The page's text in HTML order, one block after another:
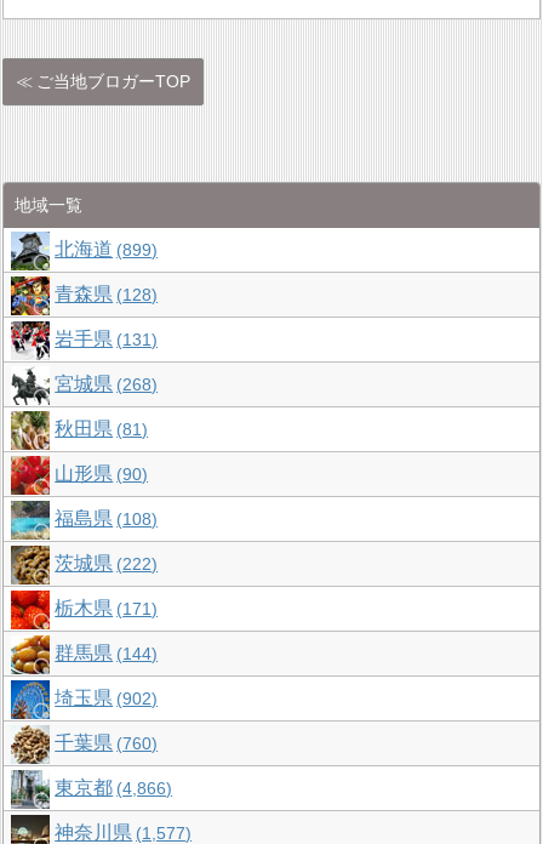
ご当地ブロガーTOP
地域一覧
北海道 899
青森県 128
岩手県 131
宮城県 268
秋田県 81
山形県 90
福島県 108
茨城県 222
栃木県 171
群馬県 144
埼玉県 902
千葉県 760
東京都 4,866
神奈川県 1,577